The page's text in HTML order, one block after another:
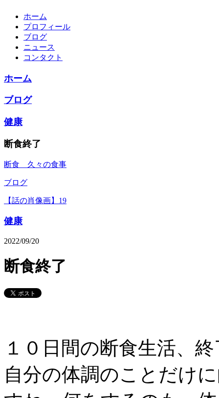
ホーム
プロフィール
ブログ
ニュース
コンタクト
ホーム
ブログ
健康
断食終了
断食 久々の食事
ブログ
【話の肖像画】19
健康
2022/09/20
断食終了
１０日間の断食生活、
自分の体調のことだけ